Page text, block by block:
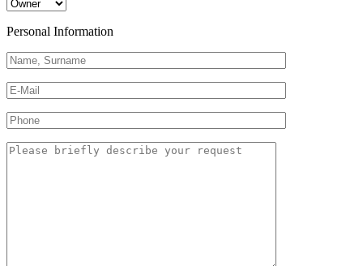
Personal Information